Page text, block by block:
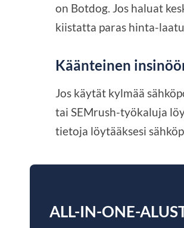
on Botdog. Jos haluat
kiistatta paras hinta-
Käänteinen
Jos käytät kylmää
tai SEMrush-työkaluja
tietoja löytääksesi
ALL-IN-ONE-